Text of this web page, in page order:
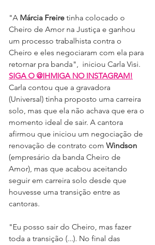
"A Márcia Freire tinha colocado o
Cheiro de Amor na Justiça e ganhou
um processo trabalhista contra o
Cheiro e eles negociaram com ela para
retornar pra banda",  iniciou Carla Visi.
SIGA O @IHMIGA NO INSTAGRAM!
Carla contou que a gravadora
(Universal) tinha proposto uma carreira
solo, mas que ela não achava que era o
momento ideal de sair. A cantora
afirmou que iniciou um negociação de
renovação de contrato com Windson
(empresário da banda Cheiro de
Amor), mas que acabou aceitando
seguir em carreira solo desde que
houvesse uma transição entre as
cantoras.
"Eu posso sair do Cheiro, mas fazer
toda a transição (...). No final das